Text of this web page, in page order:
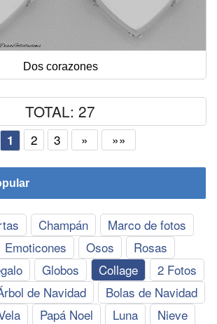
Dos corazones
TOTAL: 27
1 2 3 » »»
Champán
Marco de fotos
Emoticones Osos
Rosas
Globos Collage
2 Fotos
de Navidad
Bolas de Navidad
Papá Noel Luna
Nieve